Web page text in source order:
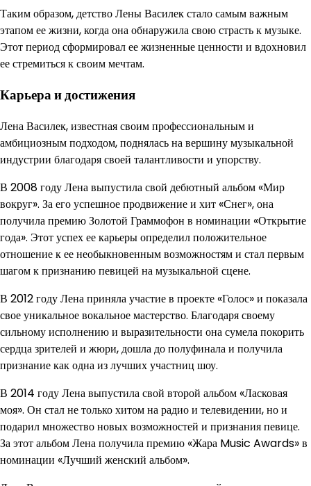
Таким образом, детство Лены Василек стало самым важным
этапом ее жизни, когда она обнаружила свою страсть к музыке.
Этот период сформировал ее жизненные ценности и вдохновил
ее стремиться к своим мечтам.
Карьера и достижения
Лена Василек, известная своим профессиональным и
амбициозным подходом, поднялась на вершину музыкальной
индустрии благодаря своей талантливости и упорству.
В 2008 году Лена выпустила свой дебютный альбом «Мир
вокруг». За его успешное продвижение и хит «Снег», она
получила премию Золотой Граммофон в номинации «Открытие
года». Этот успех ее карьеры определил положительное
отношение к ее необыкновенным возможностям и стал первым
шагом к признанию певицей на музыкальной сцене.
В 2012 году Лена приняла участие в проекте «Голос» и показала
свое уникальное вокальное мастерство. Благодаря своему
сильному исполнению и выразительности она сумела покорить
сердца зрителей и жюри, дошла до полуфинала и получила
признание как одна из лучших участниц шоу.
В 2014 году Лена выпустила свой второй альбом «Ласковая
моя». Он стал не только хитом на радио и телевидении, но и
подарил множество новых возможностей и признания певице.
За этот альбом Лена получила премию «Жара Music Awards» в
номинации «Лучший женский альбом».